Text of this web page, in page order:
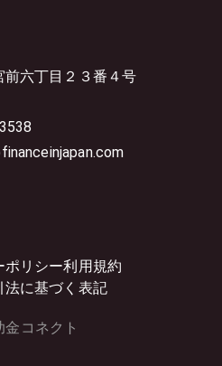
前六丁目２３番４号
ポリシー利用規約
法に基づく表記
コネクト